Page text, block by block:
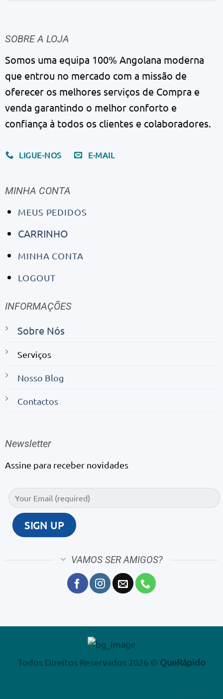
SOBRE A LOJA
Somos uma equipa 100% Angolana moderna
que entrou no mercado com a missão de
oferecer os melhores serviços de Compra e
venda garantindo o melhor conforto e
confiança à todos os clientes e colaboradores.
LIGUE-NOS E-MAIL
MINHA CONTA
MEUS PEDIDOS
CARRINHO
MINHA CONTA
LOGOUT
INFORMAÇÕES
Sobre Nós
Serviços
Nosso Blog
Contactos
Newsletter
Assine para receber novidades
VAMOS SER AMIGOS?
Todos Direitos Reservados 2026 © QueRápido